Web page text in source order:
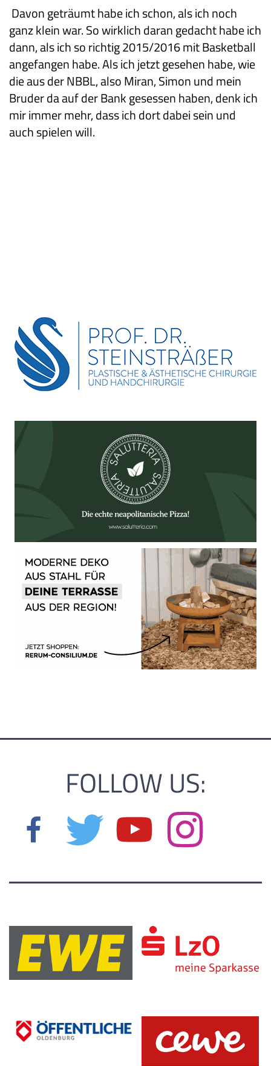
Davon geträumt habe ich schon, als ich noch
ganz klein war. So wirklich daran gedacht habe ich
dann, als ich so richtig 2015/2016 mit Basketball
angefangen habe. Als ich jetzt gesehen habe, wie
die aus der NBBL, also Miran, Simon und mein
Bruder da auf der Bank gesessen haben, denk ich
mir immer mehr, dass ich dort dabei sein und
auch spielen will.
FOLLOW US: